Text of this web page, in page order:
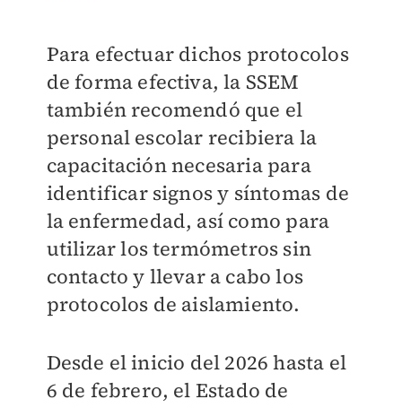
Para efectuar dichos protocolos
de forma efectiva, la SSEM
también recomendó que el
personal escolar recibiera la
capacitación necesaria para
identificar signos y síntomas de
la enfermedad, así como para
utilizar los termómetros sin
contacto y llevar a cabo los
protocolos de aislamiento.
Desde el inicio del 2026 hasta el
6 de febrero, el Estado de